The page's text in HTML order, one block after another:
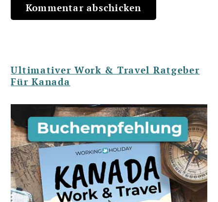
Ultimativer Work & Travel Ratgeber
Für Kanada